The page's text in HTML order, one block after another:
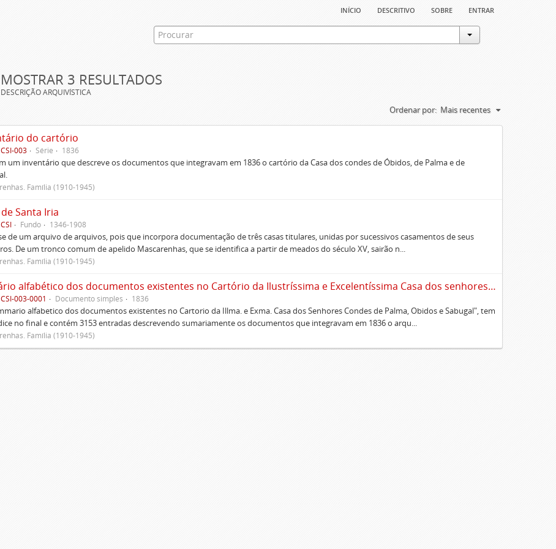
início descritivo sobre entrar
MOSTRAR 3 RESULTADOS
DESCRIÇÃO ARQUIVÍSTICA
Ordenar por: Mais recentes
do cartório
003 Série 1836
um inventário que descreve os documentos que integravam em 1836 o cartório da Casa dos condes de Óbidos, de Palma e de
Família (1910-1945)
de Santa Iria
Fundo 1346-1908
de um arquivo de arquivos, pois que incorpora documentação de três casas titulares, unidas por sucessivos casamentos de seus
De um tronco comum de apelido Mascarenhas, que se identifica a partir de meados do século XV, sairão n...
Família (1910-1945)
Sumário alfabético dos documentos existentes no Cartório da Ilustríssima e Excelentíssima Casa dos senhores condes de Palma, Óbidos e Sabugal
003-0001 Documento simples 1836
alfabetico dos documentos existentes no Cartorio da Illma. e Exma. Casa dos Senhores Condes de Palma, Obidos e Sabugal", tem
no final e contém 3153 entradas descrevendo sumariamente os documentos que integravam em 1836 o arqu...
Família (1910-1945)